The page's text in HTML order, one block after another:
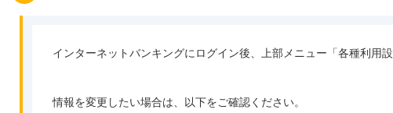
インターネットバンキングにログイン後、上部メニュー「各種利用
情報を変更したい場合は、以下をご確認ください。